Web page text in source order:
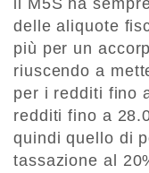
il M5S ha
delle aliquote
più per un
riuscendo a
per i redditi fino
redditi fino a
quindi quello di
tassazione al